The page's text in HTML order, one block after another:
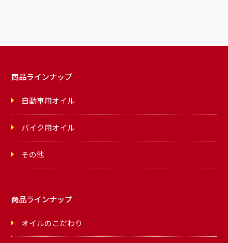
商品ラインナップ
自動車用オイル
バイク用オイル
その他
商品ラインナップ
オイルのこだわり